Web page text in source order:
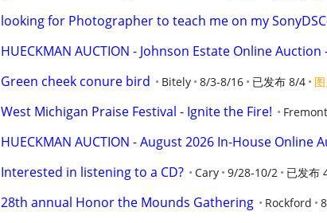
looking for Photographer to teach me on my
HUECKMAN AUCTION - Johnson Estate Online Auction
Green cheek conure bird Bitely 8/3-8/16 已发布 8/4
West Michigan Praise Festival - Ignite the Fire! Fremont
HUECKMAN AUCTION - August 2026 In-House Online
Interested in listening to a CD? Cary 9/28-10/2 已发布
28th annual Honor the Mounds Gathering Rockford